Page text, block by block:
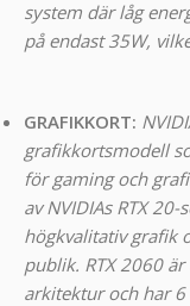
system där låg
på endast 35W,
GRAFIKKORT:
grafikkortsmodell
för gaming och
av NVIDIAs RTX
högkvalitativ grafik
publik. RTX 2060
arkitektur och har 6